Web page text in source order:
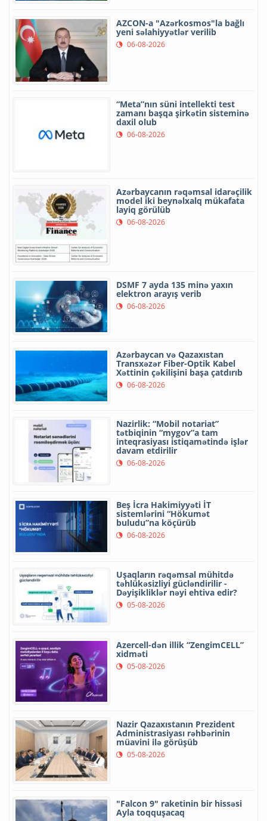
AZCON-a "Azərkosmos"la bağlı
yeni səlahiyyətlər verilib
06-08-2026
“Meta”nın süni intellekti test
zamanı başqa şirkətin sisteminə
daxil olub
06-08-2026
Azərbaycanın rəqəmsal idarəçilik
model iki beynəlxalq mükafata
layiq görülüb
06-08-2026
DSMF 7 ayda 135 minə yaxın
elektron arayış verib
06-08-2026
Azərbaycan və Qazaxıstan
Transxəzər Fiber-Optik Kabel
Xəttinin çəkilişini başa çatdırıb
06-08-2026
Nazirlik: “Mobil notariat”
tətbiqinin “mygov”a tam
inteqrasiyası istiqamətində işlər
davam etdirilir
06-08-2026
Beş İcra Hakimiyyəti İT
sistemlərini “Hökumət
buludu”na köçürüb
06-08-2026
Uşaqların rəqəmsal mühitdə
təhlükəsizliyi gücləndirilir -
Dəyişikliklər nəyi ehtiva edir?
05-08-2026
Azercell-dən illik “ZengimCELL”
xidməti
05-08-2026
Nazir Qazaxıstanın Prezident
Administrasiyası rəhbərinin
müavini ilə görüşüb
05-08-2026
"Falcon 9" raketinin bir hissəsi
Ayla toqquşacaq